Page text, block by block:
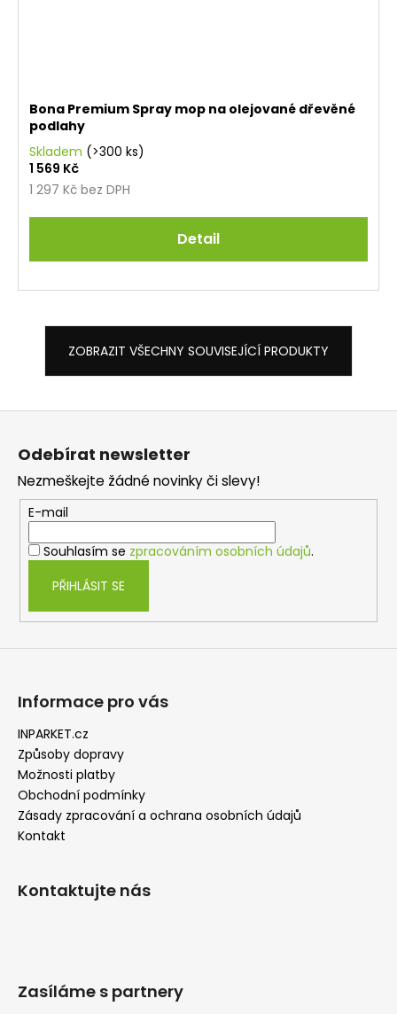
Bona Premium Spray mop na olejované dřevěné
podlahy
Skladem (>300 ks)
1 297 Kč bez DPH
1 569 Kč
Detail
ZOBRAZIT VŠECHNY SOUVISEJÍCÍ PRODUKTY
Odebírat newsletter
Nezmeškejte žádné novinky či slevy!
E-mail
Souhlasím se zpracováním osobních údajů.
PŘIHLÁSIT SE
Informace pro vás
INPARKET.cz
Způsoby dopravy
Možnosti platby
Obchodní podmínky
Zásady zpracování a ochrana osobních údajů
Kontakt
Kontaktujte nás
Zasíláme s partnery